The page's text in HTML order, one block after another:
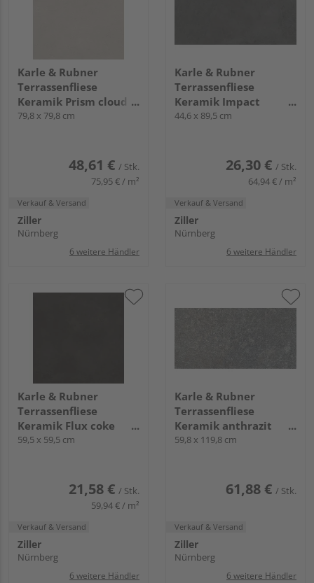
Karle & Rubner
Terrassenfliese
Keramik Prism cloud
glatt TERRACON®
79,8 x 79,8 cm
48,61 € / Stk.
75,95 € / m²
Verkauf & Versand
Ziller
Nürnberg
6 weitere Händler
Karle & Rubner
Terrassenfliese
Keramik Impact
graphit glatt
44,6 x 89,5 cm
26,30 € / Stk.
64,94 € / m²
Verkauf & Versand
Ziller
Nürnberg
6 weitere Händler
Karle & Rubner
Terrassenfliese
Keramik Flux coke
glatt TERRACON® Flux
59,5 x 59,5 cm
21,58 € / Stk.
59,94 € / m²
Verkauf & Versand
Ziller
Nürnberg
6 weitere Händler
Karle & Rubner
Terrassenfliese
Keramik anthrazit
glatt TERRACON®
59,8 x 119,8 cm
61,88 € / Stk.
Verkauf & Versand
Ziller
Nürnberg
6 weitere Händler